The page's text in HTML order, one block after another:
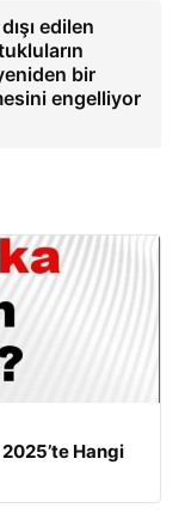
edilen
bir
engelliyor
Hangi